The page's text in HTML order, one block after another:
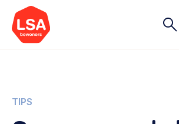
Onderwerpen
TIPS